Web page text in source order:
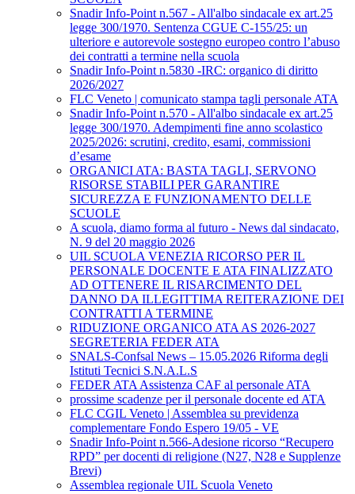
Snadir Info-Point n.567 - All'albo sindacale ex art.25
legge 300/1970. Sentenza CGUE C‑155/25: un
ulteriore e autorevole sostegno europeo contro l’abuso
dei contratti a termine nella scuola
Snadir Info-Point n.5830 -IRC: organico di diritto
2026/2027
FLC Veneto | comunicato stampa tagli personale ATA
Snadir Info-Point n.570 - All'albo sindacale ex art.25
legge 300/1970. Adempimenti fine anno scolastico
2025/2026: scrutini, credito, esami, commissioni
d’esame
ORGANICI ATA: BASTA TAGLI, SERVONO
RISORSE STABILI PER GARANTIRE
SICUREZZA E FUNZIONAMENTO DELLE
SCUOLE
A scuola, diamo forma al futuro - News dal sindacato,
N. 9 del 20 maggio 2026
UIL SCUOLA VENEZIA RICORSO PER IL
PERSONALE DOCENTE E ATA FINALIZZATO
AD OTTENERE IL RISARCIMENTO DEL
DANNO DA ILLEGITTIMA REITERAZIONE DEI
CONTRATTI A TERMINE
RIDUZIONE ORGANICO ATA AS 2026-2027
SEGRETERIA FEDER ATA
SNALS-Confsal News – 15.05.2026 Riforma degli
Istituti Tecnici S.N.A.L.S
FEDER ATA Assistenza CAF al personale ATA
prossime scadenze per il personale docente ed ATA
FLC CGIL Veneto | Assemblea su previdenza
complementare Fondo Espero 19/05 - VE
Snadir Info-Point n.566-Adesione ricorso “Recupero
RPD” per docenti di religione (N27, N28 e Supplenze
Brevi)
Assemblea regionale UIL Scuola Veneto